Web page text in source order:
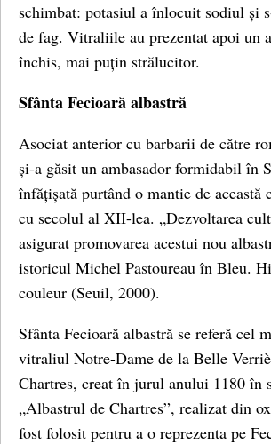
schimbat: potasiul a înlocuit sodiul și
de fag. Vitraliile au prezentat apoi un
închis, mai puțin strălucitor.
Sfânta Fecioară albastră
Asociat anterior cu barbarii de către
și-a găsit un ambasador formidabil în
înfățișată purtând o mantie de această
cu secolul al XII-lea. „Dezvoltarea
asigurat promovarea acestui nou
istoricul Michel Pastoureau în Bleu.
couleur (Seuil, 2000).
Sfânta Fecioară albastră se referă cel
vitraliul Notre-Dame de la Belle
Chartres, creat în jurul anului 1180 în
„Albastrul de Chartres”, realizat din
fost folosit pentru a o reprezenta pe